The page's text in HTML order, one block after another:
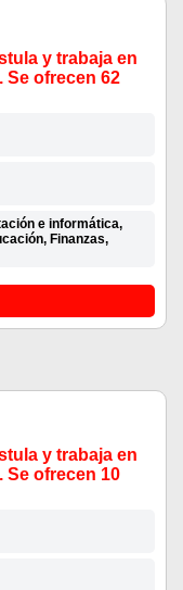
y trabaja en
Se ofrecen 62
e informática,
Finanzas,
y trabaja en
Se ofrecen 10